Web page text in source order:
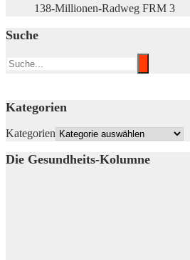
138-Millionen-Radweg FRM 3
Suche
Kategorien
Kategorien
Die Gesundheits-Kolumne